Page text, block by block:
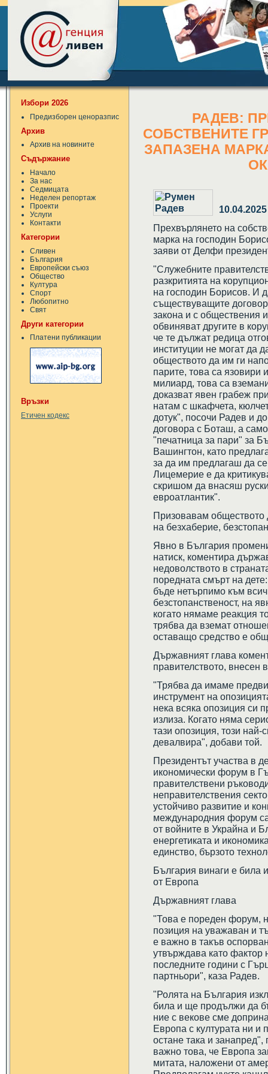
Избори 2026
Предизборен ценоразпис
Архив
Архив на новините
Съдържание
Начало
За нас
Седмицата
Неделен репортаж
Проекти
Услуги
Контакти
Категории
Сливен
България
Европейски съюз
Общество
Култура
Спорт
Любопитно
Свят
Други категории
Платени публикации
Връзки
Етичен кодекс
РАДЕВ:
СОБСТВЕНИТЕ
ЗАПАЗЕНА
10.04.2025
Прехвърлянето на
марка на господин
заяви от Делфи
"Служебните
разкритията на
на господин Борисов. И
съществуващите
закона и с обществения
обвиняват другите в
че те дължат редица
институции не могат да
обществото да им ги
парите, това са язовири
милиард, това са
доказват явен грабеж
натам с шкафчета,
дотук", посочи Радев и
договора с Боташ, а
"печатница за пари" за
Вашингтон, като
за да им предлагаш да
Лицемерие е да
скришом да внасяш
евроатлантик".
Призовавам обществото
на безхаберие,
Явно в България
натиск, коментира
недоволството в
поредната смърт на
бъде нетърпимо към
безстопанственост, на
когато нямаме реакция
трябва да вземат
оставащо средство е
Държавният глава
правителството, внесен
"Трябва да имаме
инструмент на
нека всяка опозиция си
излиза. Когато няма
тази опозиция, този най-
девалвира", добави той.
Президентът участва в
икономически форум в
правителствени
неправителствения
устойчиво развитие и
международния форум
от войните в Украйна и
енергетиката и
единство, бързото
България винаги е била
от Европа
Държавният глава
"Това е пореден форум,
позиция на уважаван и
е важно в такъв
утвърждава като фактор
последните години с
партньори", каза Радев.
"Ролята на България
била и ще продължи да
ние с векове сме
Европа с културата ни и
остане така и
важно това, че Европа
митата, наложени от